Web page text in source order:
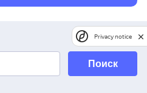
Поиск
Privacy notice